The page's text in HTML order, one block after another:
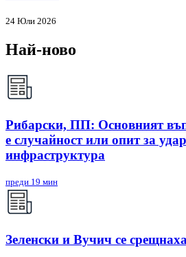
24 Юли 2026
Най-ново
Рибарски, ПП: Основният
е случайност или опит за
инфраструктура
преди 19 мин
Зеленски и Вучич се